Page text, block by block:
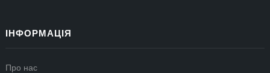
ІНФОРМАЦІЯ
Про нас